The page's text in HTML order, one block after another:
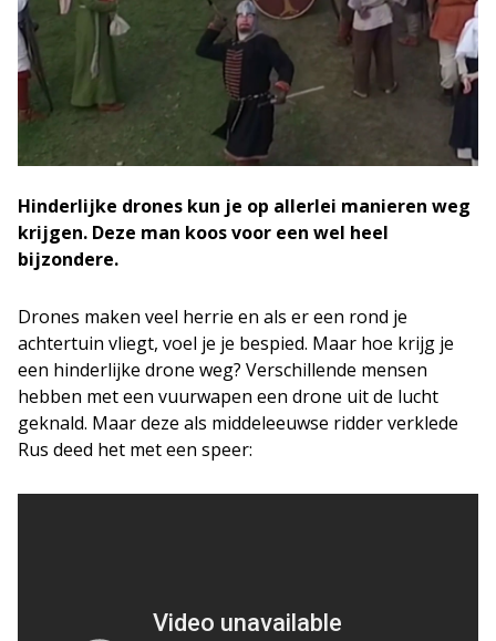
Hinderlijke drones kun je op allerlei manieren weg
krijgen. Deze man koos voor een wel heel
bijzondere.
Drones maken veel herrie en als er een rond je
achtertuin vliegt, voel je je bespied. Maar hoe krijg je
een hinderlijke drone weg? Verschillende mensen
hebben met een vuurwapen een drone uit de lucht
geknald. Maar deze als middeleeuwse ridder verklede
Rus deed het met een speer: